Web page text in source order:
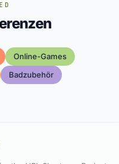
Online-Games
Badzubehör